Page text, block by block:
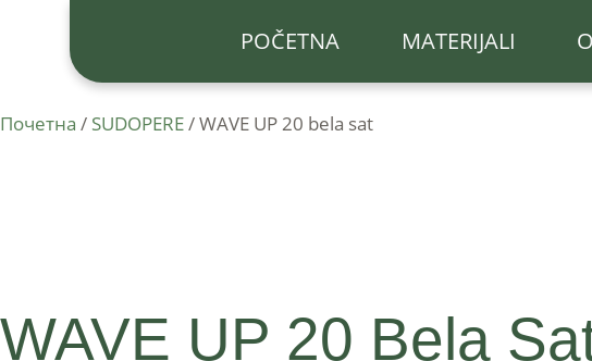
POČETNA MATERIJALI
Почетна / SUDOPERE/ WAVE UP 20 bela sat
WAVE UP 20 Bela